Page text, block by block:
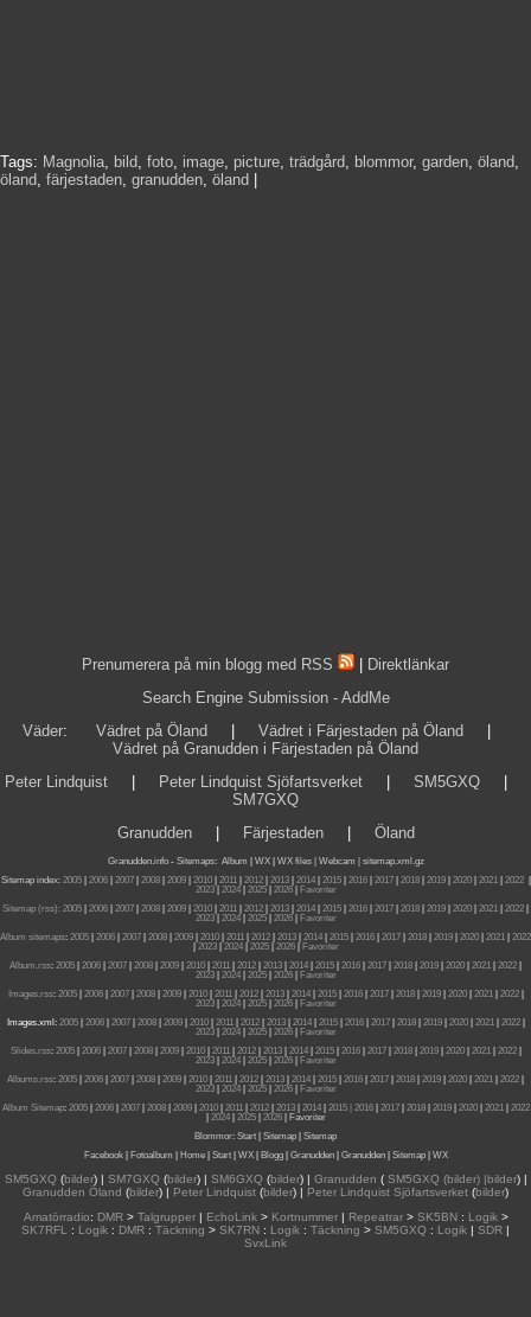
Tags: Magnolia, bild, foto, image, picture, trädgård, blommor, garden, öland,
öland, färjestaden, granudden, öland
Prenumerera på min blogg med RSS
Direktlänkar
Search Engine Submission - AddMe
Väder: Vädret på Öland Vädret i Färjestaden på Öland
Vädret på Granudden i Färjestaden på Öland
Peter Lindquist
Peter Lindquist Sjöfartsverket SM5GXQ
SM7GXQ
Granudden| Färjestaden| Öland
Granudden.info- Sitemaps: Album WX WX files | Webcam |
sitemap.xml.gz
Sitemap index: 2005| 2006| 2007| 2008| 2009| 2010| 2011| 2012| 2013| 2014| 2015| 2016| 2017| 2018| 2019| 2020| 2021| 2022|
2023| 2024| 2025| 2026|
Favoriter
Sitemap (rss): 2005 2006 2007 2008 2009 2010 2011 2012 2013 2014 2015 2016 2017 2018 2019 2020 2021 2022
2023| 2024| 2025| 2026|
Favoriter
Album sitemaps: 2005 2006 2007 2008 2009 2010 2011 2012 2013 2014 2015 2016 2017 2018 2019 2020 2021
2022
2023| 2024| 2025| 2026|
Favoriter
Album.rss: 2005 2006 2007 2008 2009 2010 2011 2012 2013 2014 2015 2016 2017 2018 2019 2020 2021 2022
2023| 2024| 2025| 2026|
Favoriter
Images.rss: 2005| 2006| 2007| 2008| 2009| 2010| 2011| 2012| 2013| 2014| 2015| 2016| 2017| 2018| 2019| 2020| 2021| 2022|
2023| 2024| 2025| 2026|
Favoriter
Images.xml: 2005| 2006| 2007| 2008| 2009| 2010| 2011| 2012| 2013| 2014| 2015| 2016| 2017| 2018| 2019| 2020| 2021| 2022|
2023| 2024| 2025| 2026|
Favoriter
Slides.rss: 2005| 2006| 2007| 2008| 2009| 2010| 2011| 2012| 2013| 2014| 2015| 2016| 2017| 2018| 2019| 2020| 2021| 2022|
2023| 2024| 2025| 2026|
Favoriter
Albums.rss: 2005 2006 2007 2008 2009 2010 2011 2012 2013 2014 2015 2016 2017 2018 2019 2020 2021 2022
2023| 2024| 2025| 2026|
Favoriter
Album Sitemap: 2005| 2006| 2007| 2008| 2009| 2010| 2011| 2012| 2013| 2014| 2015 | 2016| 2017| 2018| 2019| 2020| 2021| 2022
2024| 2025| 2026|
Favoriter
Blommor: Start Sitemap
Sitemap
Facebook| Fotoalbum Home| Start| WX| Blogg| Granudden| Granudden| Sitemap| WX
SM5GXQ(bilder) | SM7GXQ(bilder) | SM6GXQ(bilder) | Granudden (SM5GXQ (bilder) |bilder) |
Granudden Öland (bilder) | Peter Lindquist (bilder) | Peter Lindquist Sjöfartsverket (bilder)
Amatörradio: DMR> Talgrupper| EchoLink> Kortnummer| Repeatrar> SK5BN: Logik>
SK7RFL
: Logik : DMR : Täckning > SK7RN : Logik : Täckning > SM5GXQ : Logik | SDR |
SvxLink